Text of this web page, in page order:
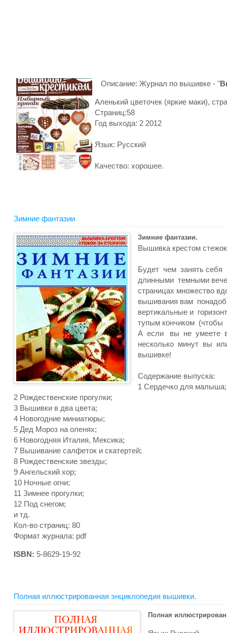
Описание: Журнал по вышивке - "
Аленький цветочек (яркие маки),
Страниц:58
Год выхода: 2 2012
Язык: Русский
Качество: хорошее.
Зимние фантазии
Зимние фантазии.
Вышивка крестом
Будет чем занять
длинными темными
страницах множество
вышивания вам
вертикальные и
тупым кончиком (чтобы
А если вы не умеете
несколько минут вы
вышивке!
Содержание выпуска:
1 Сердечко для малыша;
2 Рождественские прогулки;
3 Вышивки в два цвета;
4 Новогодние миниатюры;
5 Дед Мороз на оленях;
6 Новогодняя Италия, Мексика;
7 Вышивание салфеток и скатертей;
8 Рождественские звезды;
9 Ангельский хор;
10 Ночные огни;
11 Зимнее прогулки;
12 Под снегом;
и тд.
Кол-во страниц: 80
Формат журнала: pdf
ISBN: 5-8629-19-92
Полная иллюстрированная энциклопедия вышивки.
Полная